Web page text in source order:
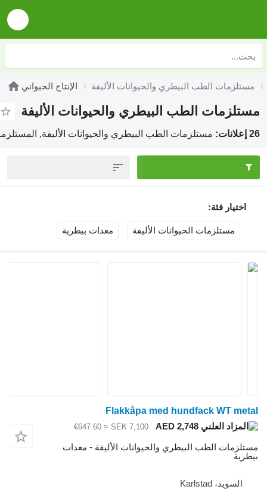
الإنتاج الحيواني الطب البيطري والحيوانات الأليفة
الطب البيطري والحيوانات الأليفة
مستلزمات الطب البيطري والحيوانات الأليفة, المستلزمات
اختيار فئة:
مستلزمات الحيوانات الأليفة معدات بيطرية
Flakkåpa med hundfack WT
AED 2,748
SEK 7,100
≈ €647.60
الطب البيطري والحيوانات الأليفة - معدات
السويد، Karlstad